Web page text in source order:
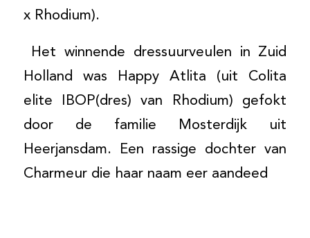
x Rhodium).
Het winnende dressuurveulen in Zuid
Holland was Happy Atlita (uit Colita
elite IBOP(dres) van Rhodium) gefokt
door de familie Mosterdijk uit
Heerjansdam. Een rassige dochter van
Charmeur die haar naam eer aandeed